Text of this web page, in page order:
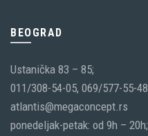
BEOGRAD
Ustanička 83 – 85;
011/308-54-05, 069/577-55-48
atlantis@megaconcept.rs
ponedeljak-petak: od 9h – 20h;